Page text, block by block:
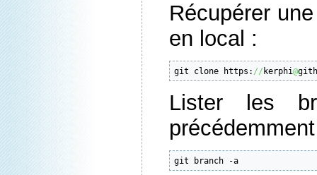
Récupérer
en local :
git clone https: // kerphi@
Lister les
git branch -a